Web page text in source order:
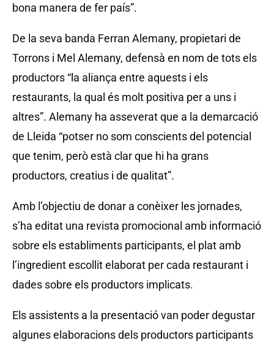
bona manera de fer país”.
De la seva banda Ferran Alemany, propietari de
Torrons i Mel Alemany, defensà en nom de tots els
productors “la aliança entre aquests i els
restaurants, la qual és molt positiva per a uns i
altres”. Alemany ha asseverat que a la demarcació
de Lleida “potser no som conscients del potencial
que tenim, però està clar que hi ha grans
productors, creatius i de qualitat”.
Amb l’objectiu de donar a conèixer les jornades,
s’ha editat una revista promocional amb informació
sobre els establiments participants, el plat amb
l’ingredient escollit elaborat per cada restaurant i
dades sobre els productors implicats.
Els assistents a la presentació van poder degustar
algunes elaboracions dels productors participants